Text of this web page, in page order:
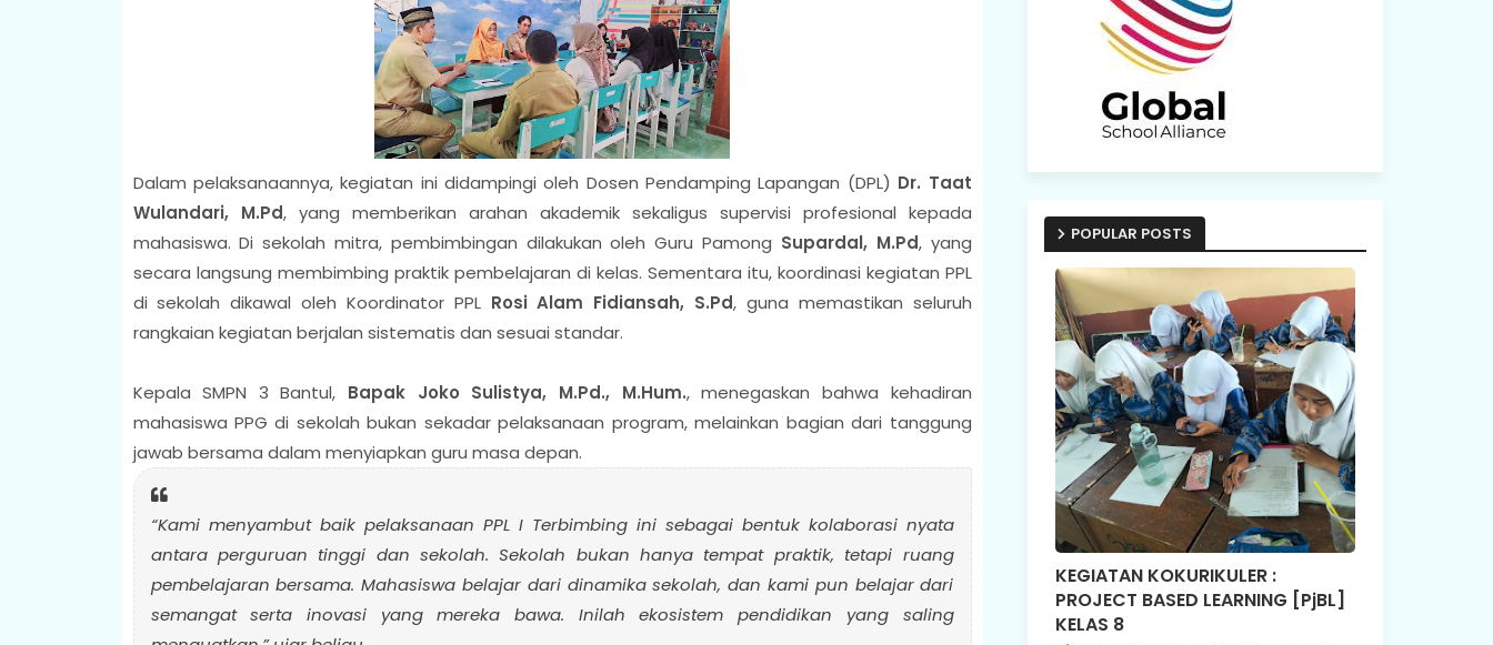
Dalam pelaksanaannya, kegiatan ini didampingi oleh Dosen Pendamping Lapangan (DPL) Dr. Taat
Wulandari, M.Pd, yang memberikan arahan akademik sekaligus supervisi profesional kepada
mahasiswa. Di sekolah mitra, pembimbingan dilakukan oleh Guru Pamong Supardal, M.Pd, yang
secara langsung membimbing praktik pembelajaran di kelas. Sementara itu, koordinasi kegiatan PPL
di sekolah dikawal oleh Koordinator PPL Rosi Alam Fidiansah, S.Pd, guna memastikan seluruh
rangkaian kegiatan berjalan sistematis dan sesuai standar.
Kepala SMPN 3 Bantul, Bapak Joko Sulistya, M.Pd., M.Hum., menegaskan bahwa kehadiran
mahasiswa PPG di sekolah bukan sekadar pelaksanaan program, melainkan bagian dari tanggung
jawab bersama dalam menyiapkan guru masa depan.
“Kami menyambut baik pelaksanaan PPL I Terbimbing ini sebagai bentuk kolaborasi nyata
antara perguruan tinggi dan sekolah. Sekolah bukan hanya tempat praktik, tetapi ruang
pembelajaran bersama. Mahasiswa belajar dari dinamika sekolah, dan kami pun belajar dari
semangat serta inovasi yang mereka bawa. Inilah ekosistem pendidikan yang saling
POPULAR POSTS
KEGIATAN KOKURIKULER :
PROJECT BASED LEARNING [PjBL]
KELAS 8